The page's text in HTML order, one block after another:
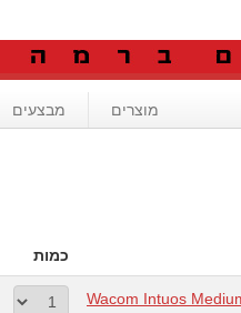
מבצעים מוצרים
כמות
Wacom Intuos